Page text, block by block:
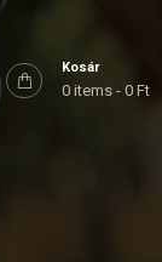
Kosár
0 items - 0 Ft